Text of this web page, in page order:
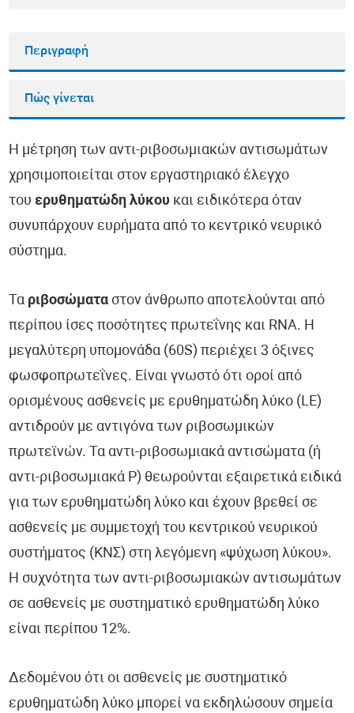
Περιγραφή
Πώς γίνεται
Η μέτρηση των αντι-ριβοσωμιακών αντισωμάτων
χρησιμοποιείται στον εργαστηριακό έλεγχο
τουερυθηματώδη λύκου και ειδικότερα όταν
συνυπάρχουν ευρήματα από το κεντρικό νευρικό
σύστημα.
Τα ριβοσώματαστον άνθρωπο αποτελούνται από
περίπου ίσες ποσότητες πρωτεΐνης και RNA. Η
μεγαλύτερη υπομονάδα (60S) περιέχει 3 όξινες
φωσφοπρωτεΐνες. Είναι γνωστό ότι οροί από
ορισμένους ασθενείς με ερυθηματώδη λύκο (LE)
αντιδρούν με αντιγόνα των ριβοσωμικών
πρωτεϊνών. Τα αντι-ριβοσωμιακά αντισώματα (ή
αντι-ριβοσωμιακά Ρ) θεωρούνται εξαιρετικά ειδικά
για των ερυθηματώδη λύκο και έχουν βρεθεί σε
ασθενείς με συμμετοχή του κεντρικού νευρικού
συστήματος (ΚΝΣ) στη λεγόμενη «ψύχωση λύκου».
Η συχνότητα των αντι-ριβοσωμιακών αντισωμάτων
σε ασθενείς με συστηματικό ερυθηματώδη λύκο
είναι περίπου 12%.
Δεδομένου ότι οι ασθενείς με συστηματικό
ερυθηματώδη λύκο μπορεί να εκδηλώσουν σημεία